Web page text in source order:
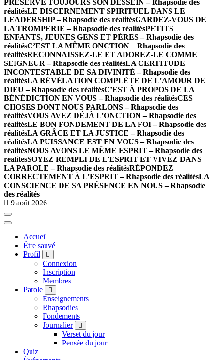
PRÉSERVE TOUJOURS SON DESSEIN – Rhapsodie des
réalitésLE DISCERNEMENT SPIRITUEL DANS LE
LEADERSHIP – Rhapsodie des réalitésGARDEZ-VOUS DE
LA TROMPERIE – Rhapsodie des réalitésPETITS
ENFANTS, JEUNES GENS ET PÈRES – Rhapsodie des
réalitésC’EST LA MÊME ONCTION – Rhapsodie des
réalitésRECONNAISSEZ-LE ET ADOREZ-LE COMME
SEIGNEUR – Rhapsodie des réalitésLA CERTITUDE
INCONTESTABLE DE SA DIVINITÉ – Rhapsodie des
réalitésLA RÉVÉLATION COMPLÈTE DE L’AMOUR DE
DIEU – Rhapsodie des réalitésC’EST À PROPOS DE LA
BÉNÉDICTION EN VOUS – Rhapsodie des réalitésCES
CHOSES DONT NOUS PARLONS – Rhapsodie des
réalitésVOUS AVEZ DÉJÀ L’ONCTION – Rhapsodie des
réalitésLE BON FONDEMENT DE LA FOI – Rhapsodie des
réalitésLA GRÂCE ET LA JUSTICE – Rhapsodie des
réalitésLA PUISSANCE EST EN VOUS – Rhapsodie des
réalitésNOUS AVONS LE MÊME ESPRIT – Rhapsodie des
réalitésSOYEZ REMPLI DE L’ESPRIT ET VIVEZ DANS
LA PAROLE – Rhapsodie des réalitésRÉPONDEZ
CORRECTEMENT À L’ESPRIT – Rhapsodie des réalitésLA
CONSCIENCE DE SA PRÉSENCE EN NOUS – Rhapsodie
des réalités
9 août 2026
Accueil
Être sauvé
Profil
Connexion
Inscription
Membres
Parole
Enseignements
Rhapsodies
Fondements
Journalier
Verset du jour
Pensée du jour
Quiz